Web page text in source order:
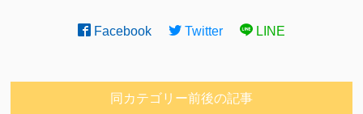
Facebook Twitter LINE
同カテゴリー前後の記事